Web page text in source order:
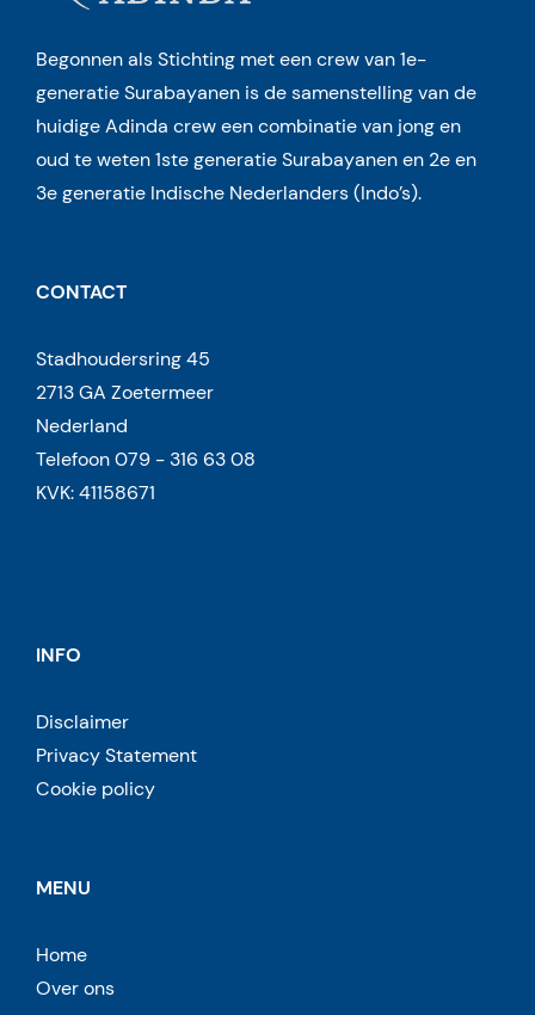
Begonnen als Stichting met een crew van 1e-
generatie Surabayanen is de samenstelling van de
huidige Adinda crew een combinatie van jong en
oud te weten 1ste generatie Surabayanen en 2e en
3e generatie Indische Nederlanders (Indo’s).
CONTACT
Stadhoudersring 45
2713 GA Zoetermeer
Nederland
Telefoon 079 - 316 63 08
KVK: 41158671
INFO
Disclaimer
Privacy Statement
Cookie policy
MENU
Home
Over ons